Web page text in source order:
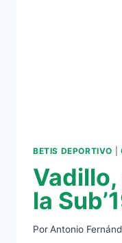
BETIS DEPORTIVO
la
PorAntonio